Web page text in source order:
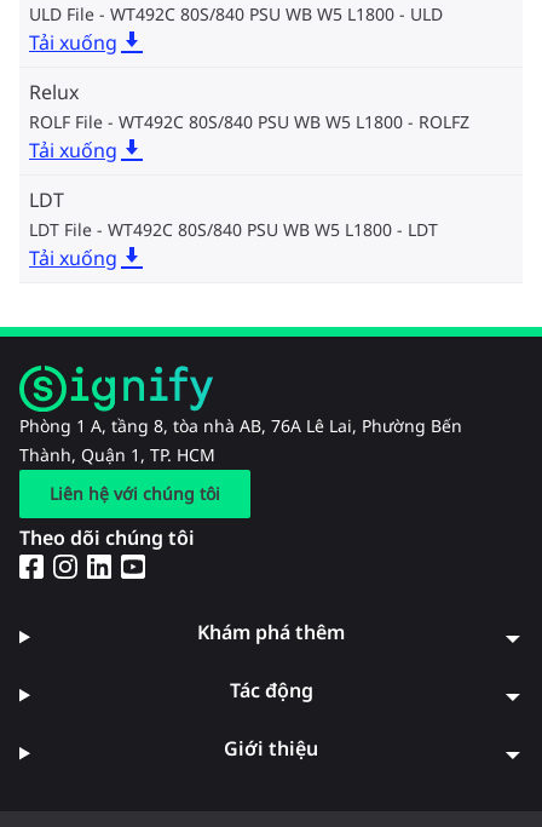
ULD File - WT492C 80S/840 PSU WB W5 L1800 ULD
Tải xuống
Relux
ROLF File - WT492C 80S/840 PSU WB W5 L1800 ROLFZ
Tải xuống
LDT
LDT File - WT492C 80S/840 PSU WB W5 L1800 LDT
Tải xuống
Phòng 1 A, tầng 8, tòa nhà AB, 76A Lê Lai, Phường Bến
Thành, Quận 1, TP. HCM
Liên hệ với chúng tôi
Theo dõi chúng tôi
Khám phá thêm
Tác động
Giới thiệu